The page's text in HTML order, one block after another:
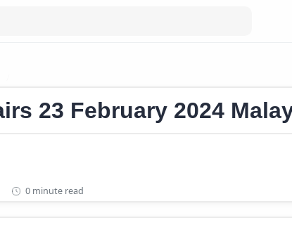
23 February 2024
0 minute read